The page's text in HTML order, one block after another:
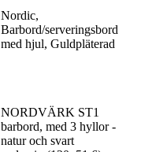
Nordic,
Barbord/serveringsbord
med hjul, Guldpläterad
NORDVÄRK ST1
barbord, med 3 hyllor -
natur och svart